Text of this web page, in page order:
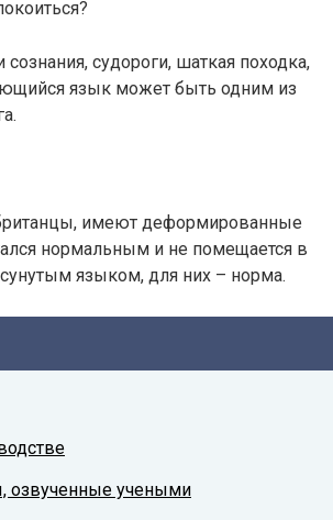
судороги, шаткая походка,
язык может быть одним из
имеют деформированные
нормальным и не помещается в
языком, для них – норма.
озвученные учеными